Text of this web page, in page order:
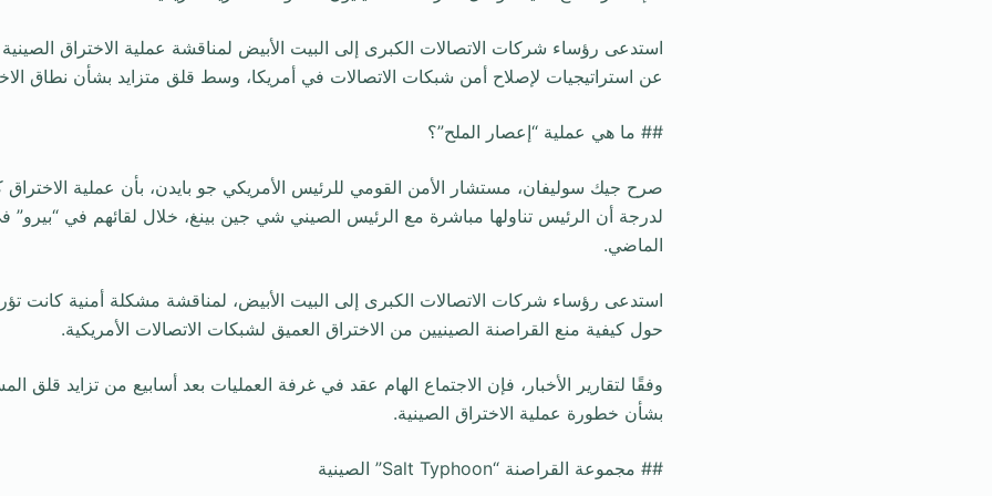
استدعى رؤساء شركات الاتصالات الكبرى إلى البيت الأبيض لمناقشة عملية الاختراق
عن استراتيجيات لإصلاح أمن شبكات الاتصالات في أمريكا، وسط قلق متزايد بشأن نطاق
## ما هي عملية “إعصار الملح”؟
صرح جيك سوليفان، مستشار الأمن القومي للرئيس الأمريكي جو بايدن، بأن عملية الاختراق
لدرجة أن الرئيس تناولها مباشرة مع الرئيس الصيني شي جين بينغ، خلال لقائهم في “بيرو”
الماضي.
استدعى رؤساء شركات الاتصالات الكبرى إلى البيت الأبيض، لمناقشة مشكلة أمنية كانت
حول كيفية منع القراصنة الصينيين من الاختراق العميق لشبكات الاتصالات الأمريكية.
وفقًا لتقارير الأخبار، فإن الاجتماع الهام عقد في غرفة العمليات بعد أسابيع من تزايد قلق
بشأن خطورة عملية الاختراق الصينية.
## مجموعة القراصنة “Salt Typhoon” الصينية